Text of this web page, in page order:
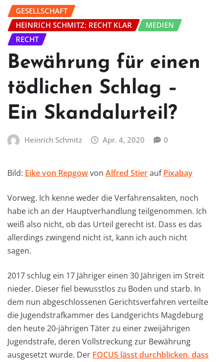
GESELLSCHAFT
HEINRICH SCHMITZ: RECHT KLAR
MEDIEN
RECHT
Bewährung für einen
tödlichen Schlag –
Ein Skandalurteil?
Heinrich Schmitz Apr. 4, 2020 0
Bild: Eike von Repgowvon Alfred StieraufPixabay
Vorweg. Ich kenne weder die Verfahrensakten, noch
habe ich an der Hauptverhandlung teilgenommen. Ich
weiß also nicht, ob das Urteil gerecht ist. Dass es das
allerdings zwingend nicht ist, kann ich auch nicht
sagen.
2017 schlug ein 17 Jähriger einen 30 Jährigen im Streit
nieder. Dieser fiel bewusstlos zu Boden und starb. In
dem nun abgeschlossenen Gerichtsverfahren verteilte
die Jugendstrafkammer des Landgerichts Magdeburg
den heute 20-jährigen Täter zu einer zweijährigen
Jugendstrafe, deren Vollstreckung zur Bewährung
ausgesetzt wurde. Der FOCUS lässt durchblicken, dass